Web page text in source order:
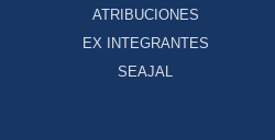
ATRIBUCIONES
EX INTEGRANTES
SEAJAL